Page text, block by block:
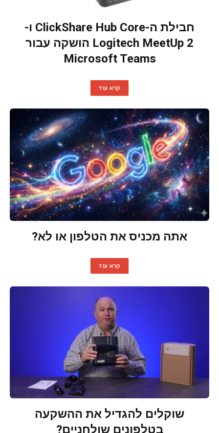
חבילת ה-ClickShare Hub Core ו-
Logitech MeetUp 2 הושקה עבור
Microsoft Teams
קרא עוד
אתה מכניס את הטלפון או לא?
קרא עוד
שוקלים להגדיל את ההשקעה
בטלפונים שולחניים?